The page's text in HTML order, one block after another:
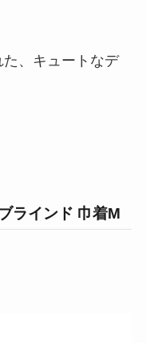
、キュートなデ
ラインド 巾着M